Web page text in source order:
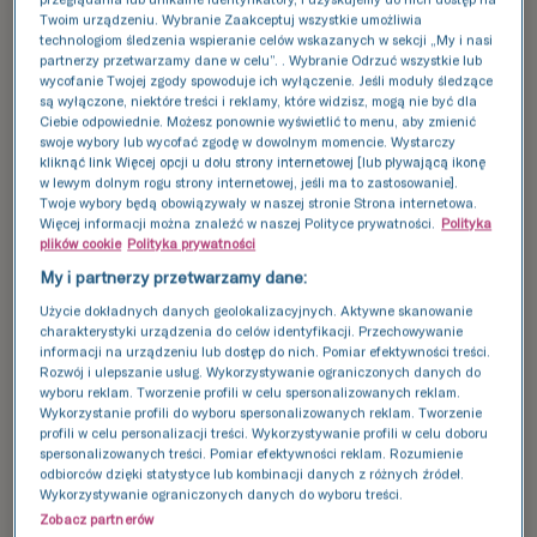
czas abstynencji również musi trwać 3 dni.
Dlaczego? Nasienie oddane po dwóch dniach
abstynencji może znacznie różnić się od tego,
które zostało oddane po 7 dniach. Choć w
obu przypadkach mieścimy się w normie
czasowej, jaka jest rekomendowana, do
analizy laboratoryjnej trafiają różne próbki, a
porównanie nie jest miarodajne.
2. Aby uzyskać wiarygodny
wynik badania nasienia,
trzeba powtórzyć je co
najmniej 2 razy
Ze względu na zmienność fizjologiczną
Twoim urządzeniu. Wybranie Zaakceptuj wszystkie umożliwia
technologiom śledzenia wspieranie celów wskazanych w sekcji „My i nasi
partnerzy przetwarzamy dane w celu”. . Wybranie Odrzuć wszystkie lub
wycofanie Twojej zgody spowoduje ich wyłączenie. Jeśli moduły śledzące
są wyłączone, niektóre treści i reklamy, które widzisz, mogą nie być dla
Ciebie odpowiednie. Możesz ponownie wyświetlić to menu, aby zmienić
swoje wybory lub wycofać zgodę w dowolnym momencie. Wystarczy
kliknąć link Więcej opcji u dołu strony internetowej [lub pływającą ikonę
w lewym dolnym rogu strony internetowej, jeśli ma to zastosowanie].
Twoje wybory będą obowiązywały w naszej stronie Strona internetowa.
Więcej informacji można znaleźć w naszej Polityce prywatności. Polityka
plików cookie Polityka prywatności
My i partnerzy przetwarzamy dane:
Użycie dokładnych danych geolokalizacyjnych. Aktywne skanowanie
charakterystyki urządzenia do celów identyfikacji. Przechowywanie
informacji na urządzeniu lub dostęp do nich. Pomiar efektywności treści.
Rozwój i ulepszanie usług. Wykorzystywanie ograniczonych danych do
wyboru reklam. Tworzenie profili w celu spersonalizowanych reklam.
Wykorzystanie profili do wyboru spersonalizowanych reklam. Tworzenie
profili w celu personalizacji treści. Wykorzystywanie profili w celu doboru
spersonalizowanych treści. Pomiar efektywności reklam. Rozumienie
odbiorców dzięki statystyce lub kombinacji danych z różnych źródeł.
Wykorzystywanie ograniczonych danych do wyboru treści.
Zobacz partnerów